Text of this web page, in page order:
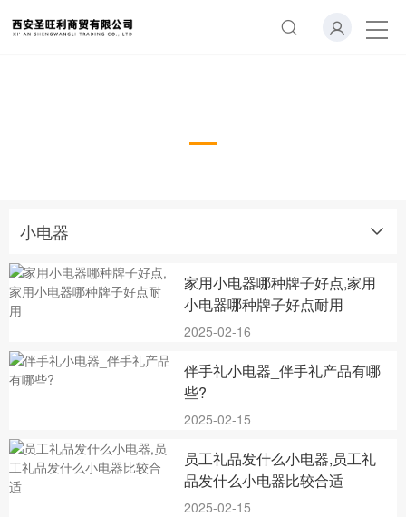
小电器
家用小电器哪种牌子好点,家用
小电器哪种牌子好点耐用
2025-02-16
伴手礼小电器_伴手礼产品有哪
些?
2025-02-15
员工礼品发什么小电器,员工礼
品发什么小电器比较合适
2025-02-15